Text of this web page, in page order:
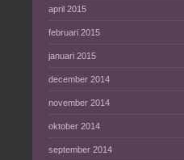
april 2015
februari 2015
januari 2015
december 2014
november 2014
oktober 2014
september 2014